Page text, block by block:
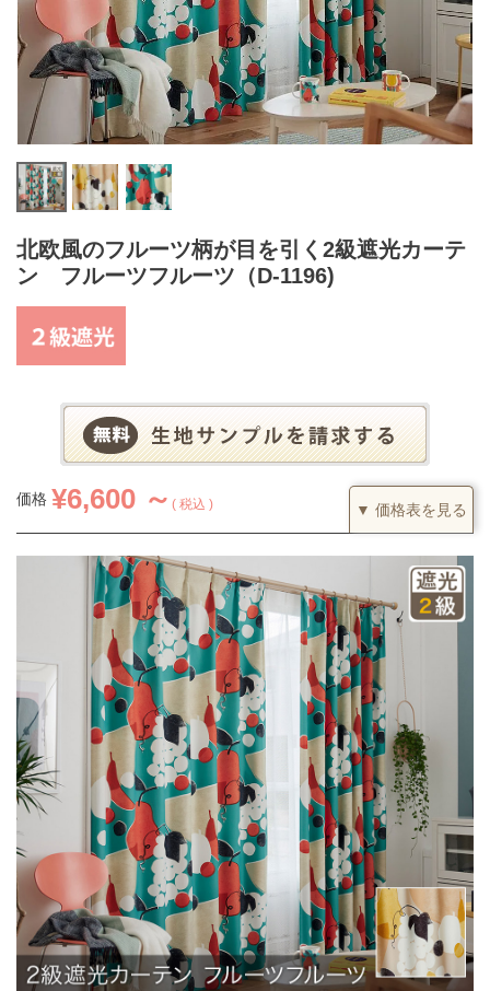
北欧風のフルーツ柄が目を引く2級遮光カーテ
ン フルーツフルーツ（D-1196)
価格 ¥6,600 ～ 税込 ▼ 価格表を見る
カーテンの仕上がり幅に対して1.5倍の生地を利用し、上部を2つ
山のヒダでつまみます。すっきりとした印象になるベーシックな
つまみです。
(価格は税込です)
丈／幅
51～100 101～200 201～300 301～400
55～
260
6,600円 13,200円 19,800円 26,400円